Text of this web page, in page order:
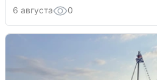
6 августа 0